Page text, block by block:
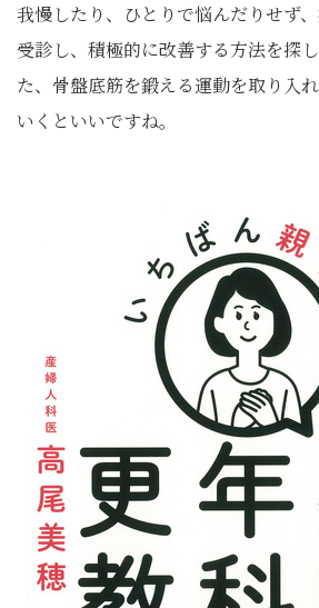
我慢したり、ひとりで悩んだりせず
受診し、積極的に改善する方法を探
た、骨盤底筋を鍛える運動を取り入
いくといいですね。